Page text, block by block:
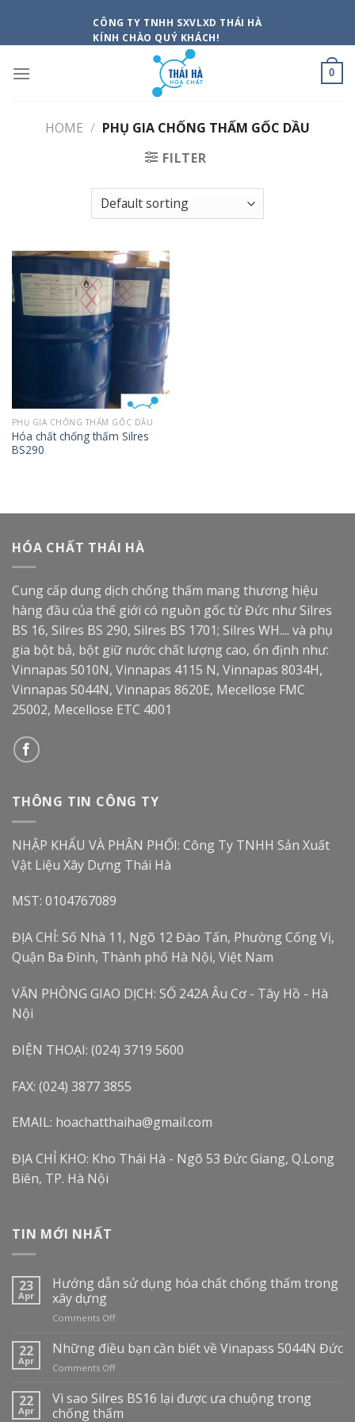
content
CÔNG TY TNHH SXVLXD THÁI HÀ
KÍNH CHÀO QUÝ KHÁCH!
0
HOME / PHỤ GIA CHỐNG THẤM GỐC DẦU
FILTER
PHỤ GIA CHỐNG THẤM GỐC DẦU
Hóa chất chống thấm Silres
BS290
HÓA CHẤT THÁI HÀ
Cung cấp dung dịch chống thấm mang thương hiệu
hàng đầu của thế giới có nguồn gốc từ Đức như Silres
BS 16, Silres BS 290, Silres BS 1701; Silres WH.... và phụ
gia bột bả, bột giữ nước chất lượng cao, ổn định như:
Vinnapas 5010N, Vinnapas 4115 N, Vinnapas 8034H,
Vinnapas 5044N, Vinnapas 8620E, Mecellose FMC
25002, Mecellose ETC 4001
THÔNG TIN CÔNG TY
NHẬP KHẨU VÀ PHÂN PHỐI: Công Ty TNHH Sản Xuất
Vật Liệu Xây Dựng Thái Hà
MST: 0104767089
ĐỊA CHỈ: Số Nhà 11, Ngõ 12 Đào Tấn, Phường Cống Vị,
Quận Ba Đình, Thành phố Hà Nội, Việt Nam
VĂN PHÒNG GIAO DỊCH: SỐ 242A Âu Cơ - Tây Hồ - Hà
Nội
ĐIỆN THOẠI: (024) 3719 5600
FAX: (024) 3877 3855
EMAIL: hoachatthaiha@gmail.com
ĐỊA CHỈ KHO: Kho Thái Hà - Ngõ 53 Đức Giang, Q.Long
Biên, TP. Hà Nội
TIN MỚI NHẤT
23
Apr
Hướng dẫn sử dụng hóa chất chống thấm trong
xây dựng
Comments Offon
dẫn
sử
chất
chống
22
Apr
Những điều bạn cần biết về Vinapass 5044N Đức
Comments Offon
điều
bạn
22
Apr
Vì sao Silres BS16 lại được ưa chuộng trong
chống thấm